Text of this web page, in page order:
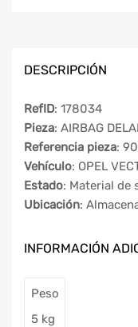
DESCRIPCIÓN
RefID: 178034
Pieza: AIRBAG
Referencia pieza:
Vehículo: OPEL
Estado: Material de
Ubicación:
INFORMACIÓN
Peso
5 kg